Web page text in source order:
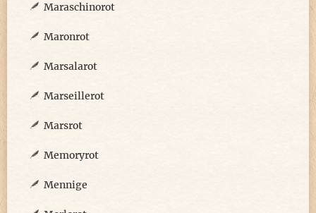
Maraschinorot
Maronrot
Marsalarot
Marseillerot
Marsrot
Memoryrot
Mennige